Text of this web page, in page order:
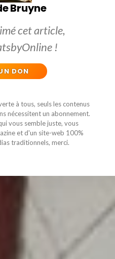
Bruyne
cet article,
!
DON
à tous, seuls les contenus
nécessitent un abonnement.
vous semble juste, vous
et d'un site-web 100%
traditionnels, merci.